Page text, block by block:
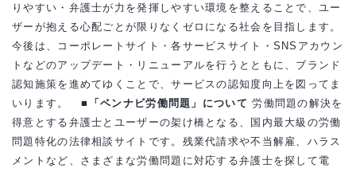
りやすい・弁護士が力を発揮しやすい環境を整えることで、ユー
ザーが抱える心配ごとが限りなくゼロになる社会を目指します。
今後は、コーポレートサイト・各サービスサイト・SNSアカウン
トなどのアップデート・リニューアルを行うとともに、ブランド
認知施策を進めてゆくことで、サービスの認知度向上を図ってま
いります。■「ベンナビ労働問題」について 労働問題の解決を
得意とする弁護士とユーザーの架け橋となる、国内最大級の労働
問題特化の法律相談サイトです。残業代請求や不当解雇、ハラス
メントなど、さまざまな労働問題に対応する弁護士を探して電